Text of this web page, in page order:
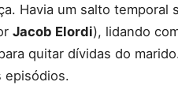
Havia um salto temporal
Jacob Elordi), lidando
quitar dívidas do
episódios.